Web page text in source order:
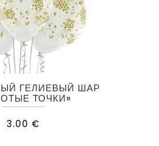
ГЕЛИЕВЫЙ ШАР
ТОЧКИ»
3.00 €